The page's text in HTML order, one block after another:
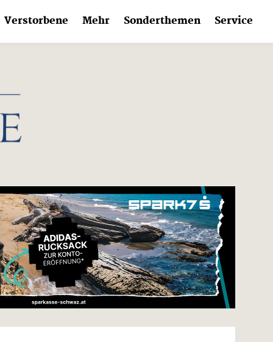
Verstorbene Mehr Sonderthemen Service